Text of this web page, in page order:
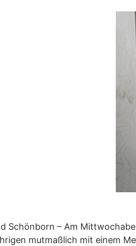
Schönborn – Am
mutmaßlich mit einem